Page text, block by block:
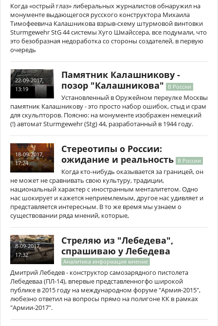
Когда «острый глаз» либеральных журналистов обнаружил на
монументе выдающегося русского конструктора Михаила
Тимофеевича Калашникова взрыв-схему штурмовой винтовки
Sturmgewehr StG 44 системы Хуго Шмайссера, все подумали, что
это безобразная недоработка со стороны создателей, в первую
очередь
22-09-2017,
13:19
Памятник Калашникову -
позор "Калашникова"
В России
Установленный в Оружейном переулке Москвы
памятник Калашникову - это просто набор ошибок, стыд и срам
для скульпторов. Поясню: на монументе изображен немецкий
(!) автомат Sturmgewehr (Stg) 44, разработанный в 1944 году.
18-09-2017,
17:24
Стереотипы о России:
ожидание и реальность В России
Когда кто-нибудь оказывается за границей, он
не может не сравнивать свою культуру, традиции,
национальный характер с иностранным менталитетом. Одно
нас шокирует и кажется неприемлемым, другое нас удивляет и
представляется интересным. В то же время мы узнаем о
существовании ряда мнений, которые,
8-09-2017,
17:32
Стреляю из "Лебедева",
спрашиваю у Лебедева
Аналитика информация мнение
Дмитрий Лебедев - конструктор самозарядного пистолета
Лебедеваа (ПЛ-14), впервые представленногфо широкой
публике в 2015 году на международном форуме "Армия-2015",
любезно ответил на вопросы прямо на полигоне КК в рамках
"Армии-2017".